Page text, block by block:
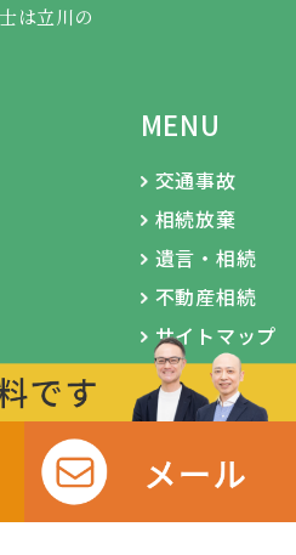
は立川の
MENU
交通事故
相続放棄
遺言・相続
不動産相続
サイトマップ
所